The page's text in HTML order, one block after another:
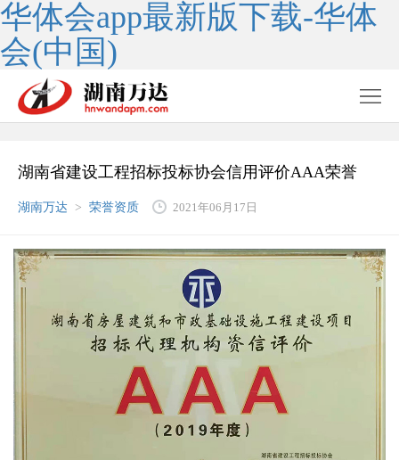
华体会app最新版下载-华体
会(中国)
湖南省建设工程招标投标协会信用评价AAA荣誉
湖南万达 > 荣誉资质 2021年06月17日